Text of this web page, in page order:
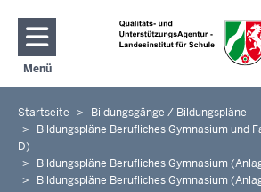
Direkt zum
Menü
Navigation aktivieren/deaktivieren:
Sie
befinden
sich
hier
Startseite
Bildungsgänge / Bildungspläne
Bildungspläne Berufliches Gymnasium und
D)
Bildungspläne Berufliches Gymnasium
Bildungspläne Berufliches Gymnasium